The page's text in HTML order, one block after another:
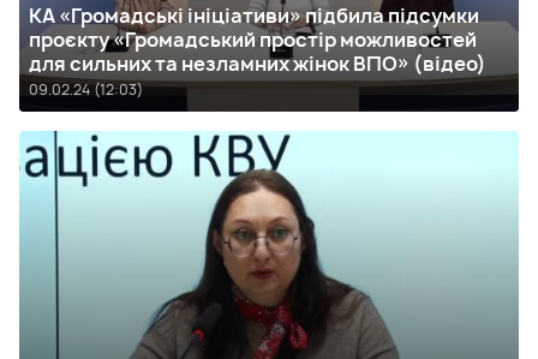
КА «Громадські ініціативи» підбила підсумки
проєкту «Громадський простір можливостей
для сильних та незламних жінок ВПО» (відео)
09.02.24 (12:03)